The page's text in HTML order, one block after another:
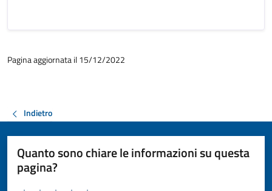
Pagina aggiornata il 15/12/2022
Indietro
Quanto sono chiare le informazioni su questa
pagina?